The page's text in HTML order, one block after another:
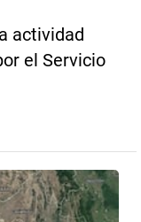
actividad
el Servicio